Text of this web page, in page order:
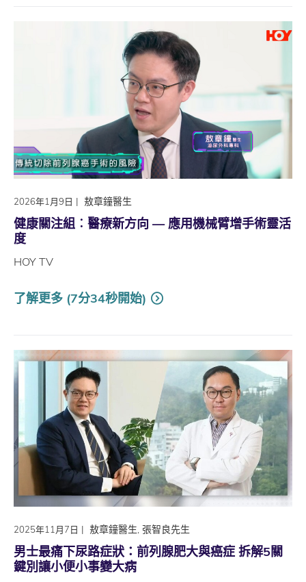
2026年1月9日 | 敖章鐘醫生
健康關注組︰醫療新方向 — 應用機械臂增手術靈活
度
HOY TV
了解更多 (7分34秒開始)
2025年11月7日 | 敖章鐘醫生, 張智良先生
男士最痛下尿路症狀：前列腺肥大與癌症 拆解5關
鍵別讓小便小事變大病